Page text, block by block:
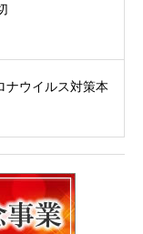
ナウイルス対策本